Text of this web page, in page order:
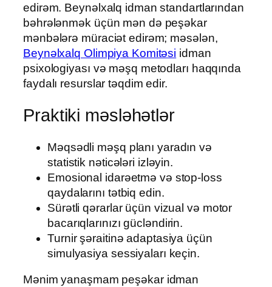
edirəm. Beynəlxalq idman standartlarından
bəhrələnmək üçün mən də peşəkar
mənbələrə müraciət edirəm; məsələn,
Beynəlxalq Olimpiya Komitəsi idman
psixologiyası və məşq metodları haqqında
faydalı resurslar təqdim edir.
Praktiki məsləhətlər
Məqsədli məşq planı yaradın və
statistik nəticələri izləyin.
Emosional idarəetmə və stop-loss
qaydalarını tətbiq edin.
Sürətli qərarlar üçün vizual və motor
bacarıqlarınızı gücləndirin.
Turnir şəraitinə adaptasiya üçün
simulyasiya sessiyaları keçin.
Mənim yanaşmam peşəkar idman